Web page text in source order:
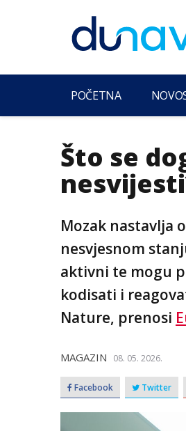
POČETNA
Što se
Mozak nastavlja
nesvjesnom
aktivni te mogu
kodisati i
Nature, prenosi
MAGAZIN 08. 05. 2026.
Facebook Twitter